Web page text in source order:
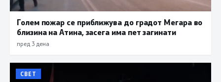
Голем пожар се приближува до градот Мегара во
близина на Атина, засега има пет загинати
пред 3 дена
СВЕТ